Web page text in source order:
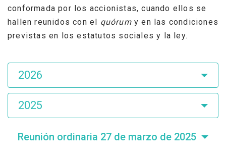
conformada por los accionistas, cuando ellos se
hallen reunidos con el quórum y en las condiciones
previstas en los estatutos sociales y la ley.
Asamblea
de
Accionistas
2026
2025
Reunión ordinaria 27 de marzo de 2025